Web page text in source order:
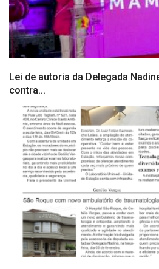
Lei de autoria da Delegada
contra...